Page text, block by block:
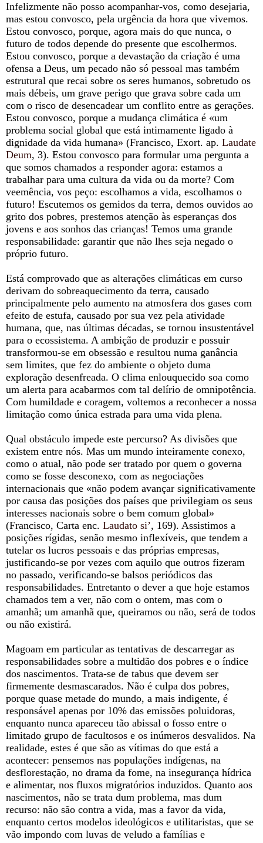
Infelizmente não posso acompanhar-vos, como desejaria,
mas estou convosco, pela urgência da hora que vivemos.
Estou convosco, porque, agora mais do que nunca, o
futuro de todos depende do presente que escolhermos.
Estou convosco, porque a devastação da criação é uma
ofensa a Deus, um pecado não só pessoal mas também
estrutural que recai sobre os seres humanos, sobretudo os
mais débeis, um grave perigo que grava sobre cada um
com o risco de desencadear um conflito entre as gerações.
Estou convosco, porque a mudança climática é «um
problema social global que está intimamente ligado à
dignidade da vida humana» (Francisco, Exort. ap. Laudate
Deum, 3). Estou convosco para formular uma pergunta a
que somos chamados a responder agora: estamos a
trabalhar para uma cultura da vida ou da morte? Com
veemência, vos peço: escolhamos a vida, escolhamos o
futuro! Escutemos os gemidos da terra, demos ouvidos ao
grito dos pobres, prestemos atenção às esperanças dos
jovens e aos sonhos das crianças! Temos uma grande
responsabilidade: garantir que não lhes seja negado o
próprio futuro.
Está comprovado que as alterações climáticas em curso
derivam do sobreaquecimento da terra, causado
principalmente pelo aumento na atmosfera dos gases com
efeito de estufa, causado por sua vez pela atividade
humana, que, nas últimas décadas, se tornou insustentável
para o ecossistema. A ambição de produzir e possuir
transformou-se em obsessão e resultou numa ganância
sem limites, que fez do ambiente o objeto duma
exploração desenfreada. O clima enlouquecido soa como
um alerta para acabarmos com tal delírio de omnipotência.
Com humildade e coragem, voltemos a reconhecer a nossa
limitação como única estrada para uma vida plena.
Qual obstáculo impede este percurso? As divisões que
existem entre nós. Mas um mundo inteiramente conexo,
como o atual, não pode ser tratado por quem o governa
como se fosse desconexo, com as negociações
internacionais que «não podem avançar significativamente
por causa das posições dos países que privilegiam os seus
interesses nacionais sobre o bem comum global»
(Francisco, Carta enc. Laudato si’, 169). Assistimos a
posições rígidas, senão mesmo inflexíveis, que tendem a
tutelar os lucros pessoais e das próprias empresas,
justificando-se por vezes com aquilo que outros fizeram
no passado, verificando-se balsos periódicos das
responsabilidades. Entretanto o dever a que hoje estamos
chamados tem a ver, não com o ontem, mas com o
amanhã; um amanhã que, queiramos ou não, será de todos
ou não existirá.
Magoam em particular as tentativas de descarregar as
responsabilidades sobre a multidão dos pobres e o índice
dos nascimentos. Trata-se de tabus que devem ser
firmemente desmascarados. Não é culpa dos pobres,
porque quase metade do mundo, a mais indigente, é
responsável apenas por 10% das emissões poluidoras,
enquanto nunca apareceu tão abissal o fosso entre o
limitado grupo de facultosos e os inúmeros desvalidos. Na
realidade, estes é que são as vítimas do que está a
acontecer: pensemos nas populações indígenas, na
desflorestação, no drama da fome, na insegurança hídrica
e alimentar, nos fluxos migratórios induzidos. Quanto aos
nascimentos, não se trata dum problema, mas dum
recurso: não são contra a vida, mas a favor da vida,
enquanto certos modelos ideológicos e utilitaristas, que se
vão impondo com luvas de veludo a famílias e